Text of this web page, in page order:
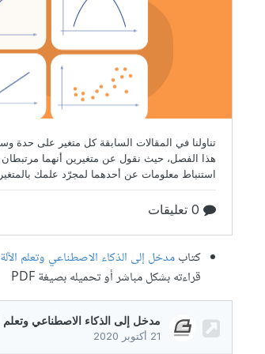
كتابمدخل إلى الذكاء الاصطناعي وتعلم الآلة
قراءته بشكل مباشر أو تحميله بصيغة PDF